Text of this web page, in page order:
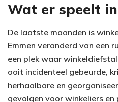
Wat er speelt
De laatste maanden is
Emmen veranderd van een
een plek waar
ooit incidenteel gebeurde,
herhaalbare en
gevolgen voor winkeliers en